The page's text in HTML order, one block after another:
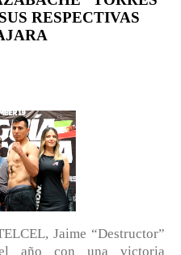
RESPECTIVAS
Jaime “Destructor”
año con una victoria